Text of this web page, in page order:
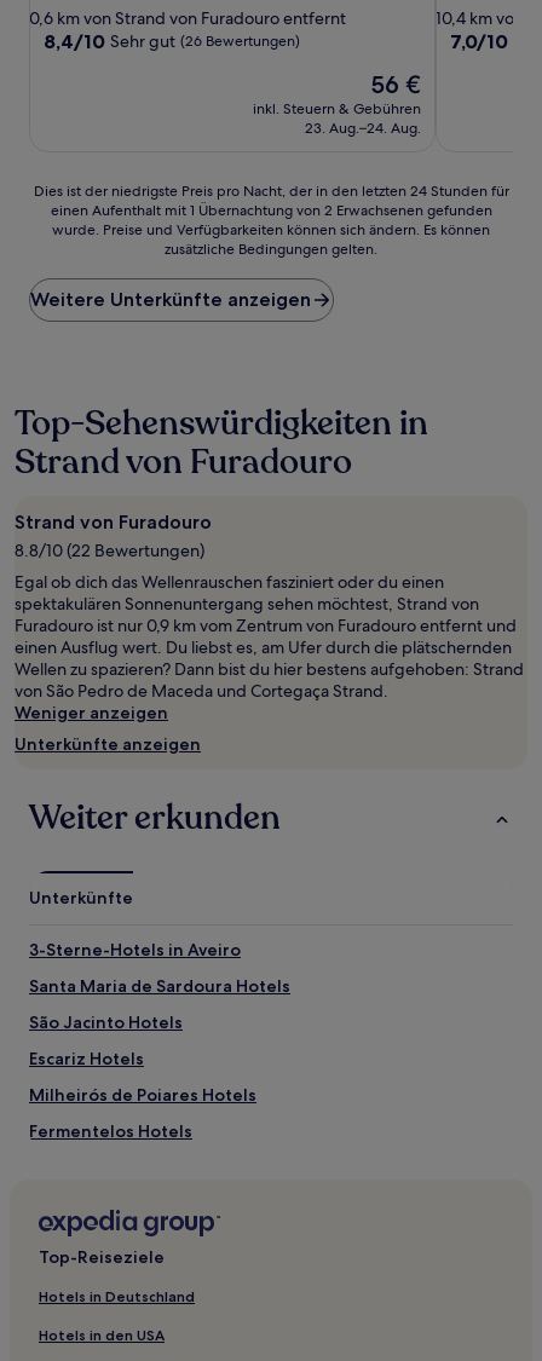
Sterne-
Unterkunft
0,6 km von Strand von Furadouro entfernt
8.4
8,4/10 Sehr gut (26 Bewertungen)
Der
Preis
beträgt
56 €
inkl. Steuern & Gebühren
23. Aug.–24. Aug.
Sterne-
Unterkunft
10,4 km von
7.0
7,0/10
Dies
der
Preis
pro
Nacht,
letzten
24 Stunden
für
einen
mit
1 Übernachtung
von
2 Erwachsenen
gefunden
wurde.
Preise
und
Verfügbarkeiten
können
sich
ändern.
können
zusätzliche
gelten.
Dies ist der niedrigste Preis pro Nacht, der in den letzten 24 Stunden für
einen Aufenthalt mit 1 Übernachtung von 2 Erwachsenen gefunden
wurde. Preise und Verfügbarkeiten können sich ändern. Es können
zusätzliche Bedingungen gelten.
Weitere Unterkünfte anzeigen
Top-Sehenswürdigkeiten in
Strand von Furadouro
Strand von Furadouro
8.8/10 (22 Bewertungen)
Egal ob dich das Wellenrauschen fasziniert oder du einen
spektakulären Sonnenuntergang sehen möchtest, Strand von
Furadouro ist nur 0,9 km vom Zentrum von Furadouro entfernt und
einen Ausflug wert. Du liebst es, am Ufer durch die plätschernden
Wellen zu spazieren? Dann bist du hier bestens aufgehoben: Strand
von São Pedro de Maceda und Cortegaça Strand.
Weniger anzeigen
Unterkünfte anzeigen
Weiter erkunden
Unterkünfte
3-Sterne-Hotels in Aveiro
Santa Maria de Sardoura Hotels
São Jacinto Hotels
Escariz Hotels
Milheirós de Poiares Hotels
Fermentelos Hotels
Ovar Hotels
Hotels nahe Museum von Aveiro
Top-Reiseziele
Hotels in Deutschland
Hotels in den USA